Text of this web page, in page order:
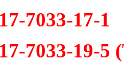
7033-17-1
7033-19-5